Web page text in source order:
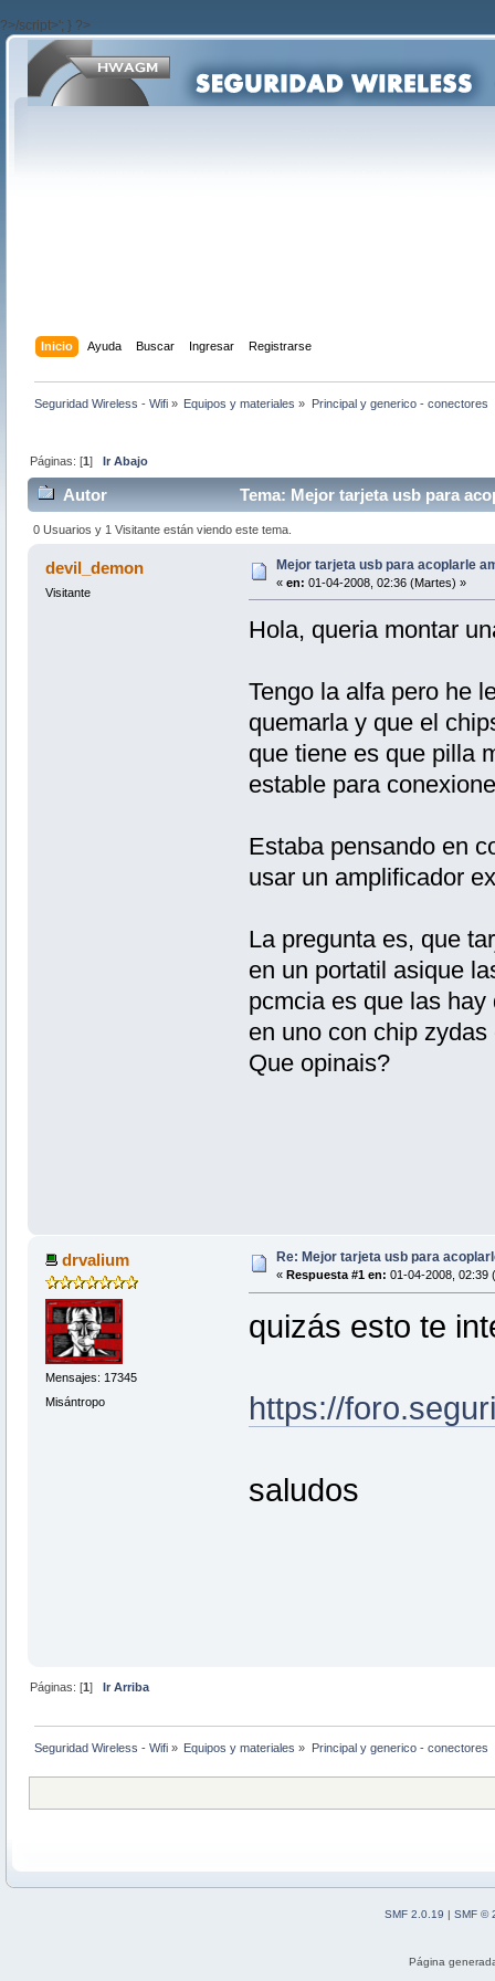
?>/script>'; } ?>
Inicio Ayuda Buscar Ingresar Registrarse
Seguridad Wireless - Wifi » Equipos y materiales » Principal y generico - conectores
Páginas: [1]Ir Abajo
Autor Tema: Mejor tarjeta usb para
0 Usuarios y 1 Visitante están viendo este tema.
devil_demon
Visitante
Mejor tarjeta usb para acoplarle
« en: 01-04-2008, 02:36 (Martes) »
Hola, queria montar
Tengo la alfa pero he
quemarla y que el
que tiene es que pilla
estable para
Estaba pensando en
usar un amplificador
La pregunta es, que
en un portatil asique
pcmcia es que las
en uno con chip
Que opinais?
drvalium
Mensajes: 17345
Misántropo
Re: Mejor tarjeta usb para
« Respuesta #1 en: 01-04-2008, 02:39
quizás esto te
https://
saludos
Páginas: [1] Ir Arriba
Seguridad Wireless - Wifi » Equipos y materiales » Principal y generico - conectores
SMF 2.0.19 | SMF ©
Página